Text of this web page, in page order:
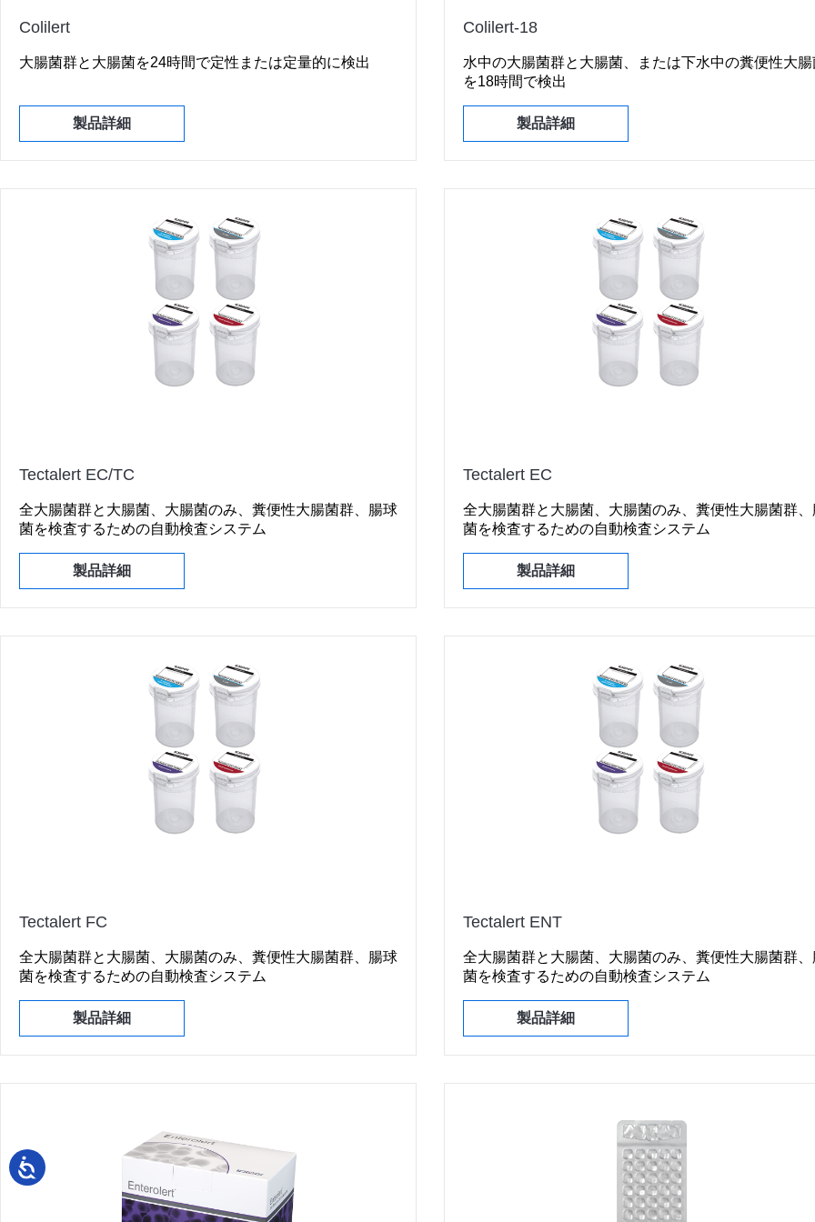
Colilert
大腸菌群と大腸菌を24時間で定性または定量的に検出
製品詳細
Colilert-18
水中の大腸菌群と大腸菌、または下水中の糞便性大
を18時間で検出
製品詳細
Tectalert EC/TC
全大腸菌群と大腸菌、大腸菌のみ、糞便性大腸菌群、腸球
菌を検査するための自動検査システム
製品詳細
Tectalert EC
全大腸菌群と大腸菌、大腸菌のみ、糞便性大腸菌群
菌を検査するための自動検査システム
製品詳細
Tectalert FC
全大腸菌群と大腸菌、大腸菌のみ、糞便性大腸菌群、腸球
菌を検査するための自動検査システム
製品詳細
Tectalert ENT
全大腸菌群と大腸菌、大腸菌のみ、糞便性大腸菌群
菌を検査するための自動検査システム
製品詳細